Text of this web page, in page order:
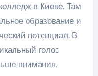
в Киеве. Там
образование и
потенциал. В
голос
внимания.